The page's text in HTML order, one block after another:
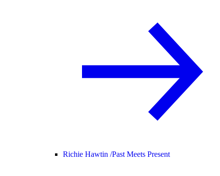
Richie Hawtin /Past Meets Present